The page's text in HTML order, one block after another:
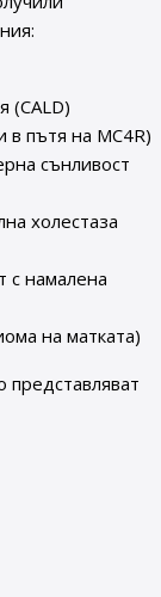
(CALD)
в пътя на MC4R)
сънливост
холестаза
с намалена
на матката)
представляват